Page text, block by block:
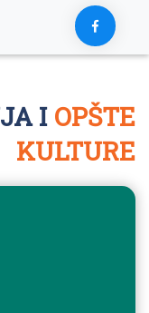
I OPŠTE
KULTURE